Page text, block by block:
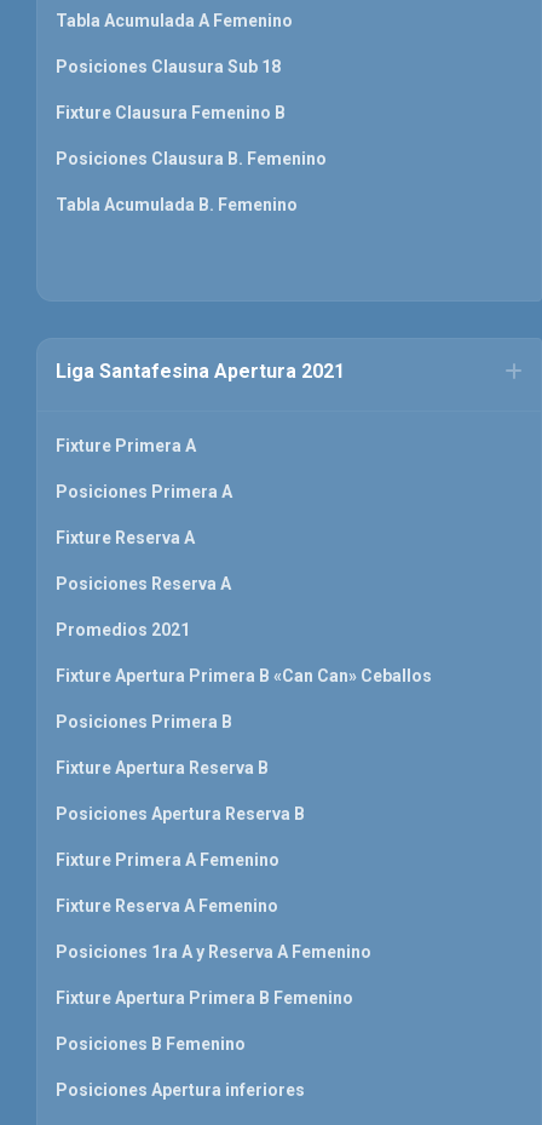
Tabla Acumulada A Femenino
Posiciones Clausura Sub 18
Fixture Clausura Femenino B
Posiciones Clausura B. Femenino
Tabla Acumulada B. Femenino
Liga Santafesina Apertura 2021
Fixture Primera A
Posiciones Primera A
Fixture Reserva A
Posiciones Reserva A
Promedios 2021
Fixture Apertura Primera B «Can Can» Ceballos
Posiciones Primera B
Fixture Apertura Reserva B
Posiciones Apertura Reserva B
Fixture Primera A Femenino
Fixture Reserva A Femenino
Posiciones 1ra A y Reserva A Femenino
Fixture Apertura Primera B Femenino
Posiciones B Femenino
Posiciones Apertura inferiores